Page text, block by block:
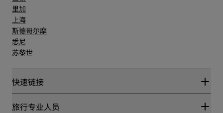
里加
上海
斯德哥尔摩
悉尼
苏黎世
快速链接
丽赏会
旅行专业人员